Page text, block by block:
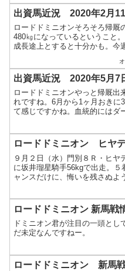
出資馬近況 2020年2月11
ロードドミニオンそろそろ帰厩
480㎏になっているということ
成長途上とすると十分かも。今
勝利戦は抜け出せそうな走り
出資馬近況 2020年5月7
ロードドミニオンやっと帰厩出
れですね。6月から1ヶ月おきに
て感じですかね。血統的にはダ
のもありかもしれないですね
ロードドミニオン ヒヤデ
９月２日（水）門別８Ｒ・ヒヤ
に坂井瑠星騎手56kgで出走。
ャンスだけに、悔いを残さぬよ
ロードドミニオン 新馬戦
ドミニオン君が注目の一頭とし
だ未定なんですねー。
ロードドミニオン 新馬